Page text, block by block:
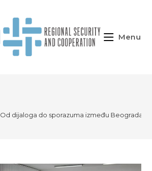
Menu
Od dijaloga do sporazuma između Beograda i